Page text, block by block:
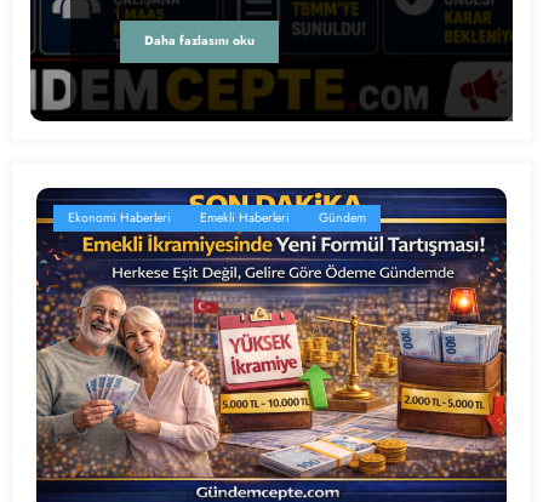
Daha fazlasını oku
Ekonomi Haberleri Emekli Haberleri Gündem